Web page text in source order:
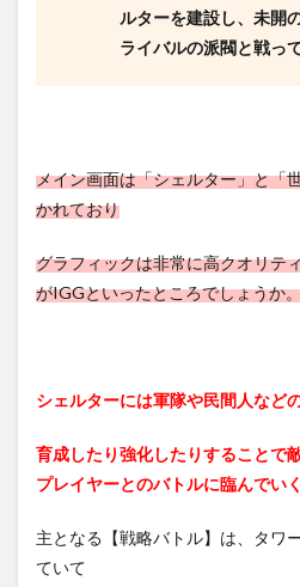
ルターを建設し、未開
ライバルの派閥と戦っ
メイン画面は「シェルター」と「
かれており
グラフィックは非常に高クオリテ
がIGGといったところでしょうか
シェルターには軍隊や民間人など
育成したり強化したりすることで
プレイヤーとのバトルに臨んでい
主となる【戦略バトル】は、タワ
ていて